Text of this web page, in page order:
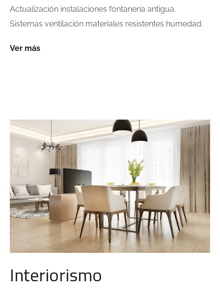
Actualización instalaciones fontanería antigua.
Sistemas ventilación materiales resistentes humedad.
Ver más
Interiorismo